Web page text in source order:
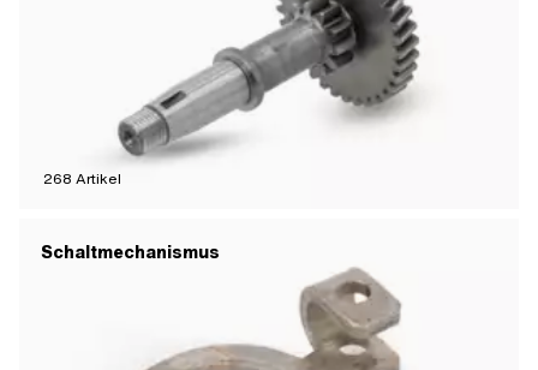
268 Artikel
Schaltmechanismus